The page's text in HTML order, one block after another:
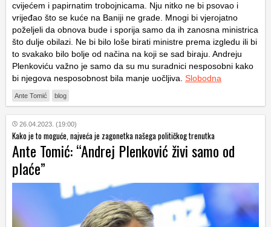
cvijećem i papirnatim trobojnicama. Nju nitko ne bi psovao i
vrijeđao što se kuće na Baniji ne grade. Mnogi bi vjerojatno
poželjeli da obnova bude i sporija samo da ih zanosna ministrica
što dulje obilazi. Ne bi bilo loše birati ministre prema izgledu ili bi
to svakako bilo bolje od načina na koji se sad biraju. Andreju
Plenkoviću važno je samo da su mu suradnici nesposobni kako
bi njegova nesposobnost bila manje uočljiva. Slobodna
Ante Tomić blog
26.04.2023. (19:00)
Kako je to moguće, najveća je zagonetka našega političkog trenutka
Ante Tomić: “Andrej Plenković živi samo od
plaće”